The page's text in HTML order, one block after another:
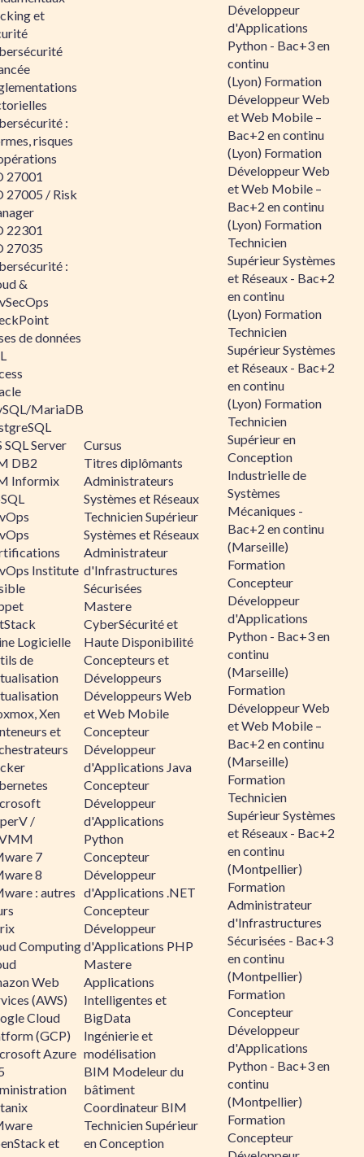
et
:
risques
27001
27005 / Risk
22301
27035
:
&
de données
MariaDB
SQL Server
DB2
Informix
Institute
Logicielle
de
Xen
et
/
7
8
: autres
Computing
Web
(AWS)
Cloud
(GCP)
Azure
et
Cursus
Titres diplômants
Administrateurs
Systèmes et Réseaux
Technicien Supérieur
Systèmes et Réseaux
Administrateur
d'Infrastructures
Sécurisées
Mastere
CyberSécurité et
Haute Disponibilité
Concepteurs et
Développeurs
Développeurs Web
et Web Mobile
Concepteur
Développeur
d'Applications Java
Concepteur
Développeur
d'Applications
Python
Concepteur
Développeur
d'Applications .NET
Concepteur
Développeur
d'Applications PHP
Mastere
Applications
Intelligentes et
BigData
Ingénierie et
modélisation
BIM Modeleur du
bâtiment
Coordinateur BIM
Technicien Supérieur
en Conception
Développeur
d'Applications
Python - Bac+3 en
continu
(Lyon) Formation
Développeur Web
et Web Mobile –
Bac+2 en continu
(Lyon) Formation
Développeur Web
et Web Mobile –
Bac+2 en continu
(Lyon) Formation
Technicien
Supérieur Systèmes
et Réseaux - Bac+2
en continu
(Lyon) Formation
Technicien
Supérieur Systèmes
et Réseaux - Bac+2
en continu
(Lyon) Formation
Technicien
Supérieur en
Conception
Industrielle de
Systèmes
Mécaniques -
Bac+2 en continu
(Marseille)
Formation
Concepteur
Développeur
d'Applications
Python - Bac+3 en
continu
(Marseille)
Formation
Développeur Web
et Web Mobile –
Bac+2 en continu
(Marseille)
Formation
Technicien
Supérieur Systèmes
et Réseaux - Bac+2
en continu
(Montpellier)
Formation
Administrateur
d'Infrastructures
Sécurisées - Bac+3
en continu
(Montpellier)
Formation
Concepteur
Développeur
d'Applications
Python - Bac+3 en
continu
(Montpellier)
Formation
Concepteur